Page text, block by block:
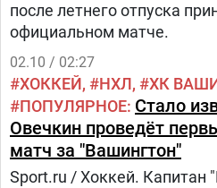
после летнего отпуска
официальном матче.
02.10 / 02:27
ХОККЕЙ НХЛ
ХК
ПОПУЛЯРНОЕ Стало
Овечкин проведёт
матч за "Вашингтон"
Sport.ru / Хоккей. Капитан